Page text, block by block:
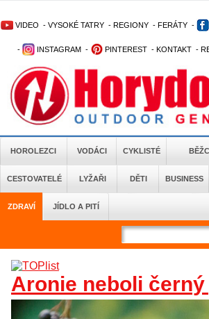
VIDEO - VYSOKÉ TATRY - REGIONY - FERÁTY -
- INSTAGRAM - PINTEREST - KONTAKT -
HOROLEZCI VODÁCI CYKLISTÉ
CESTOVATELÉ LYŽAŘI DĚTI BUSINESS
ZDRAVÍ JÍDLO A PITÍ
Aronie neboli černý